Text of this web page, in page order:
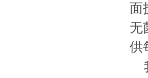
面
无
供